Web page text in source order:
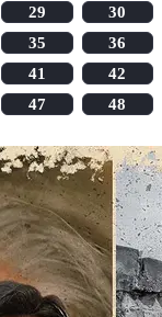
29
30
35
36
41
42
47
48